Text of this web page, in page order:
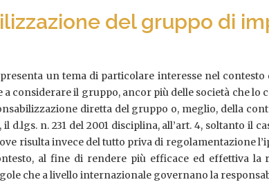
del gruppo di
un tema di particolare interesse nel contesto
considerare il gruppo, ancor più delle società che
diretta del gruppo o, meglio, della
n. 231 del 2001 disciplina, all’art. 4, soltanto il
risulta invece del tutto priva di regolamentazione
al fine di rendere più efficace ed effettiva la
che a livello internazionale governano la